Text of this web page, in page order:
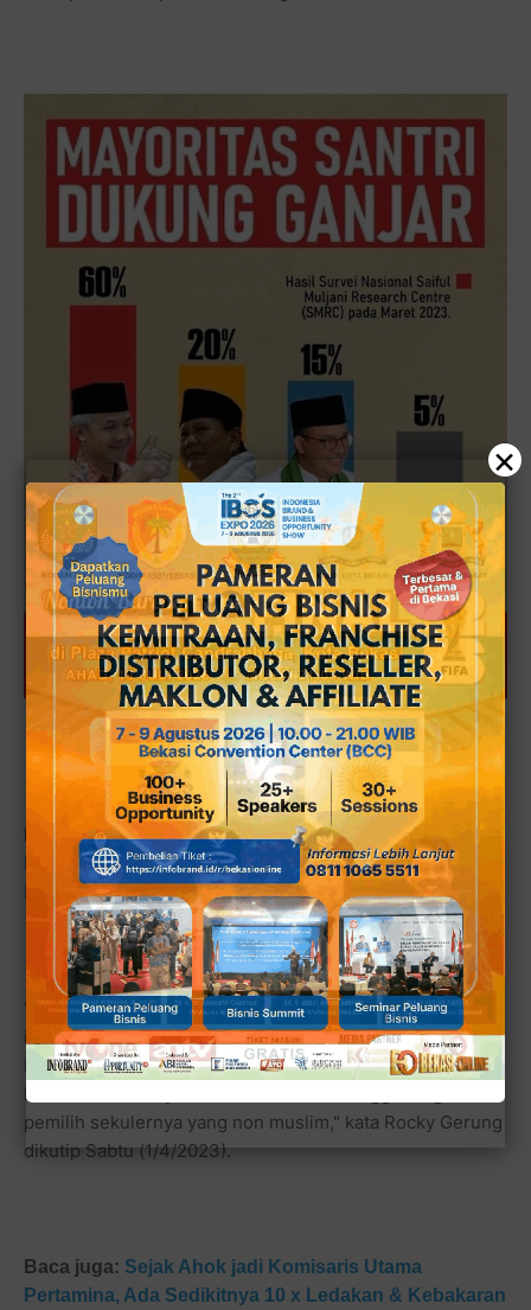
Meskipun menggunakan jasa survei Nasional sekelas SMRC Syaiful Muljani Research Center,
tetap saja di mata Rocky Gerung kenapa membutuhkan suara dukungan komunitas muslim!?
Baca juga:Belum Masa Kampanye Terbuka PSI Kota
Bekasi Kembali Langgar Pemilu Buat Acara Ngamen
Bersama Bro Giring
"Kita enggak pernah pernah tahu data dasarnya. Nah hal
ini yang kita sebut sebagaithe real margin of error.
Ngapain musti nyari dukungan dari komunitas muslim
kalau PDIP udah yakin bahwa dia udah tinggi dengan
pemilih sekulernya yang non muslim," kata Rocky Gerung
dikutip Sabtu (1/4/2023).
Baca juga: Sejak Ahok jadi Komisaris Utama
Pertamina, Ada Sedikitnya 10 x Ledakan & Kebakaran
×